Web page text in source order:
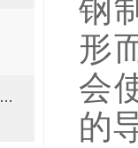
机床排屑机使用时突然卡住了怎么办？
钢
形
会
的